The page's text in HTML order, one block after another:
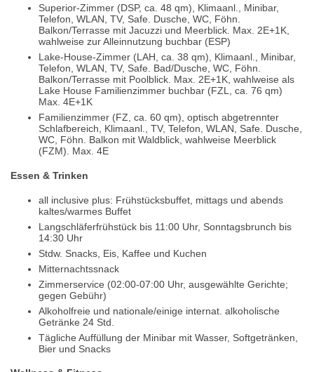
Superior-Zimmer (DSP, ca. 48 qm), Klimaanl., Minibar,
Telefon, WLAN, TV, Safe. Dusche, WC, Föhn.
Balkon/Terrasse mit Jacuzzi und Meerblick. Max. 2E+1K,
wahlweise zur Alleinnutzung buchbar (ESP)
Lake-House-Zimmer (LAH, ca. 38 qm), Klimaanl., Minibar,
Telefon, WLAN, TV, Safe. Bad/Dusche, WC, Föhn.
Balkon/Terrasse mit Poolblick. Max. 2E+1K, wahlweise als
Lake House Familienzimmer buchbar (FZL, ca. 76 qm)
Max. 4E+1K
Familienzimmer (FZ, ca. 60 qm), optisch abgetrennter
Schlafbereich, Klimaanl., TV, Telefon, WLAN, Safe. Dusche,
WC, Föhn. Balkon mit Waldblick, wahlweise Meerblick
(FZM). Max. 4E
Essen & Trinken
all inclusive plus: Frühstücksbuffet, mittags und abends
kaltes/warmes Buffet
Langschläferfrühstück bis 11:00 Uhr, Sonntagsbrunch bis
14:30 Uhr
Stdw. Snacks, Eis, Kaffee und Kuchen
Mitternachtssnack
Zimmerservice (02:00-07:00 Uhr, ausgewählte Gerichte;
gegen Gebühr)
Alkoholfreie und nationale/einige internat. alkoholische
Getränke 24 Std.
Tägliche Auffüllung der Minibar mit Wasser, Softgetränken,
Bier und Snacks